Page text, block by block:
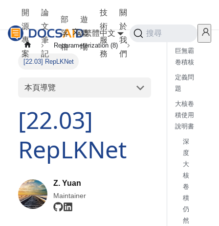
開
源
專
案
論
文
筆
記
部
落
格
遊
樂
場
技
術
服
務
關
於
我
們
繁體中文 搜尋
Reparameterization (8)
[22.03] RepLKNet
本頁導覽
[22.03]
RepLKNet
Z. Yuan
Maintainer
巨無霸
卷積核
定義問
題
大核卷
積使用
說明書
深
度
大
核
卷
積
仍
然